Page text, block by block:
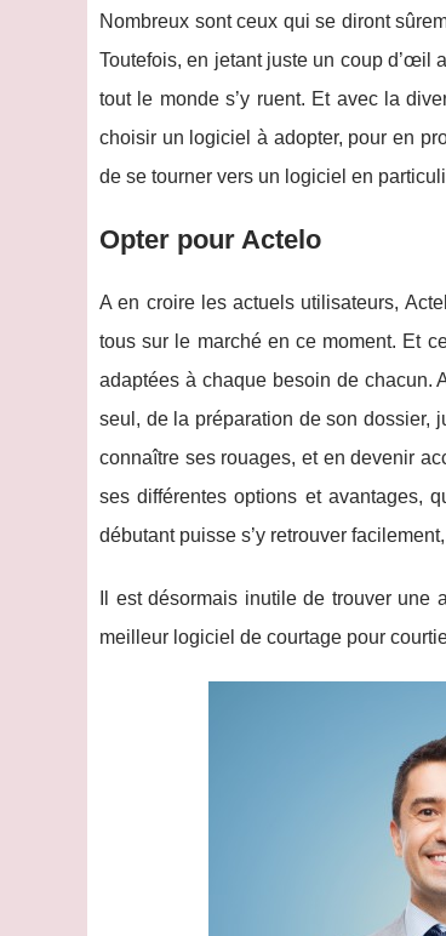
Nombreux sont ceux qui se diront
Toutefois, en jetant juste un coup d’œil
tout le monde s’y ruent. Et avec la
choisir un logiciel à adopter, pour en
de se tourner vers un logiciel en
Opter pour Actelo
A en croire les actuels utilisateurs,
tous sur le marché en ce moment. Et
adaptées à chaque besoin de chacun.
seul, de la préparation de son dossier,
connaître ses rouages, et en devenir
ses différentes options et avantages,
débutant puisse s’y retrouver
Il est désormais inutile de trouver
meilleur logiciel de courtage pour